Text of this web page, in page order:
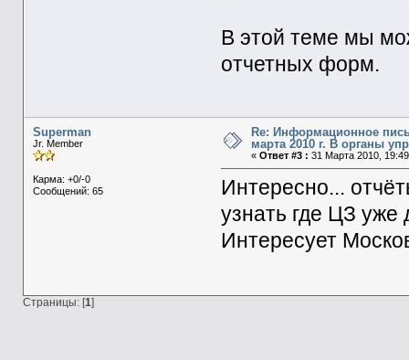
В этой теме мы
отчетных форм.
Superman
Jr. Member
Карма: +0/-0
Сообщений: 65
Re: Информационное
марта 2010 г. В органы
« Ответ #3 : 31 Марта 2010,
Интересно...
узнать где ЦЗ
Интересует
Страницы: [1]